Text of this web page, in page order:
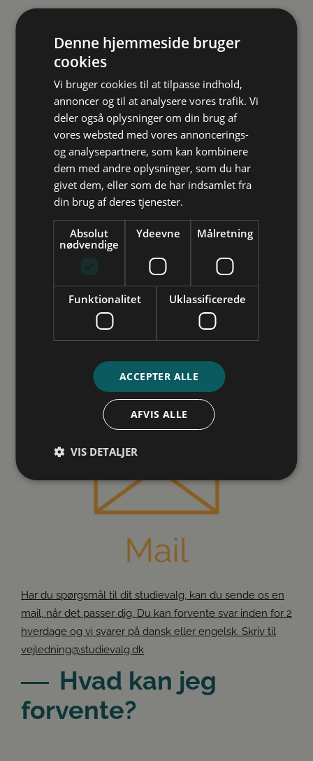
Studievalg Danmark
Vejledning
Inspiration
Arrangementer
Future Spin
Danmarks
Kontakt
Vi har to telefontilbud. Hvis du har brug for hjælp til
hurtige og afklarende spørgsmål, kan du ringe mandag-
spørgsmål, er meget i tvivl og brug for mere tid,
anbefaler vi at du booker en telefonsamtale.
Har du spørgsmål til dit studievalg, kan du sende os en
mail, når det passer dig. Du kan forvente svar inden for 2
hverdage og vi svarer på dansk eller engelsk. Skriv til
vejledning@studievalg.dk
Hvad kan jeg
forvente?
Denne hjemmeside bruger
cookies
Vi bruger cookies til at tilpasse indhold,
annoncer og til at analysere vores trafik. Vi
deler også oplysninger om din brug af
vores websted med vores annoncerings-
og analysepartnere, som kan kombinere
dem med andre oplysninger, som du har
givet dem, eller som de har indsamlet fra
din brug af deres tjenester.
Absolut
nødvendige
Ydeevne Målretning
Funktionalitet Uklassificerede
ACCEPTER ALLE
AFVIS ALLE
VIS DETALJER
Absolut nødvendige Ydeevne
Målretning
Absolut nødvendige cookies muliggør
hjemmesidens grundlæggende funktionalitet såsom
kan ikke bruges korrekt uden de absolut
nødvendige cookies.